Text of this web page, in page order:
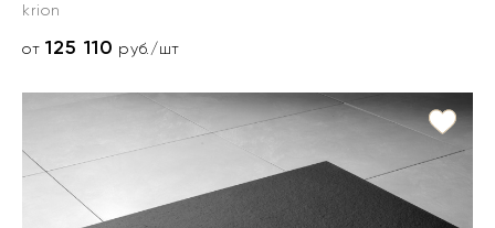
krion
от125 110 руб./шт